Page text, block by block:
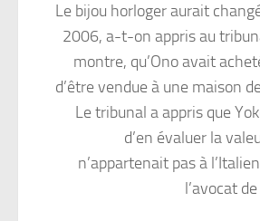
Le bijou horloger aurait
2006, a-t-on appris au
montre, qu’Ono avait
d’être vendue à une maison
Le tribunal a appris que
d’en évaluer la
n’appartenait pas à
l’avocat